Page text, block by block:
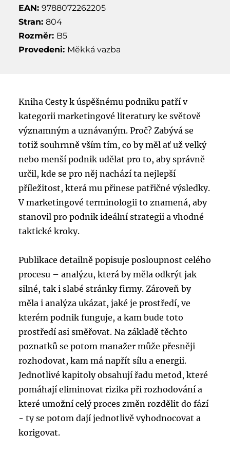
EAN: 9788072262205
Stran: 804
Rozměr: B5
Provedeni: Měkká vazba
Kniha Cesty k úspěšnému podniku patří v
kategorii marketingové literatury ke světově
významným a uznávaným. Proč? Zabývá se
totiž souhrnně vším tím, co by měl ať už velký
nebo menší podnik udělat pro to, aby správně
určil, kde se pro něj nachází ta nejlepší
příležitost, která mu přinese patřičné výsledky.
V marketingové terminologii to znamená, aby
stanovil pro podnik ideální strategii a vhodné
taktické kroky.
Publikace detailně popisuje posloupnost celého
procesu – analýzu, která by měla odkrýt jak
silné, tak i slabé stránky firmy. Zároveň by
měla i analýza ukázat, jaké je prostředí, ve
kterém podnik funguje, a kam bude toto
prostředí asi směřovat. Na základě těchto
poznatků se potom manažer může přesněji
rozhodovat, kam má napřít sílu a energii.
Jednotlivé kapitoly obsahují řadu metod, které
pomáhají eliminovat rizika při rozhodování a
které umožní celý proces změn rozdělit do fází
- ty se potom dají jednotlivě vyhodnocovat a
korigovat.